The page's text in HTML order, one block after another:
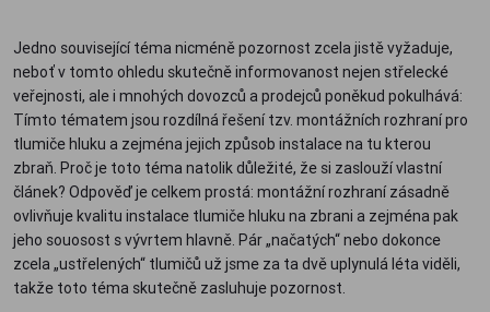
Jedno související téma nicméně pozornost zcela jistě vyžaduje,
neboť v tomto ohledu skutečně informovanost nejen střelecké
veřejnosti, ale i mnohých dovozců a prodejců poněkud pokulhává:
Tímto tématem jsou rozdílná řešení tzv. montážních rozhraní pro
tlumiče hluku a zejména jejich způsob instalace na tu kterou
zbraň. Proč je toto téma natolik důležité, že si zaslouží vlastní
článek? Odpověď je celkem prostá: montážní rozhraní zásadně
ovlivňuje kvalitu instalace tlumiče hluku na zbrani a zejména pak
jeho souosost s vývrtem hlavně. Pár „načatých“ nebo dokonce
zcela „ustřelených“ tlumičů už jsme za ta dvě uplynulá léta viděli,
takže toto téma skutečně zasluhuje pozornost.